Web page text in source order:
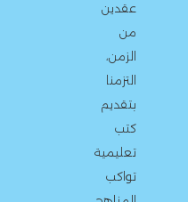
عقدين
من
الزمن،
التزمنا
بتقديم
كتب
تعليمية
تواكب